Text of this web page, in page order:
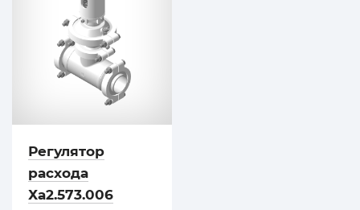
Регулятор
расхода
Ха2.573.006